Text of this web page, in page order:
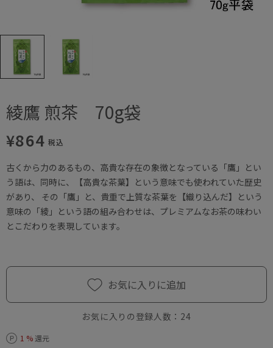
綾鷹 煎茶 70g袋
¥864 税込
古くから力のあるもの、高貴な存在の象徴となっている「鷹」とい
う語は、同時に、【高貴な茶葉】という意味でも使われていた歴史
があり、 その「鷹」と、貴重で上質な茶葉を【織り込んだ】という
意味の「綾」という語の組み合わせは、プレミアムなお茶の味わい
とこだわりを表現しています。
お気に入りに追加
お気に入りの登録人数： 24
1 % 還元